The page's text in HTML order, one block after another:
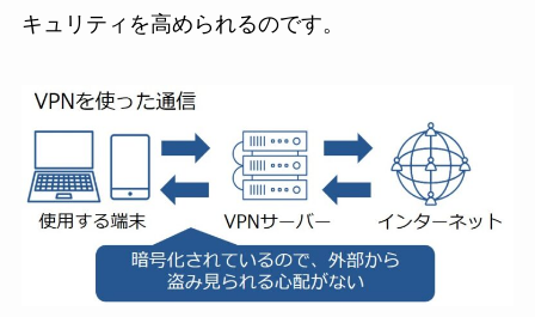
キュリティを高められるのです。